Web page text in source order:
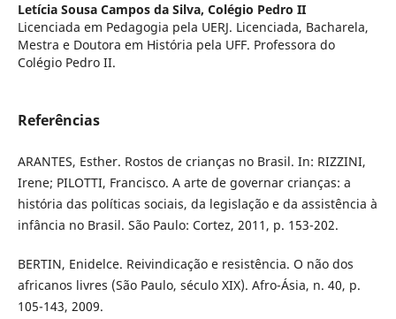
Letícia Sousa Campos da Silva, Colégio Pedro II
Licenciada em Pedagogia pela UERJ. Licenciada, Bacharela,
Mestra e Doutora em História pela UFF. Professora do
Colégio Pedro II.
Referências
ARANTES, Esther. Rostos de crianças no Brasil. In: RIZZINI,
Irene; PILOTTI, Francisco. A arte de governar crianças: a
história das políticas sociais, da legislação e da assistência à
infância no Brasil. São Paulo: Cortez, 2011, p. 153-202.
BERTIN, Enidelce. Reivindicação e resistência. O não dos
africanos livres (São Paulo, século XIX). Afro-Ásia, n. 40, p.
105-143, 2009.